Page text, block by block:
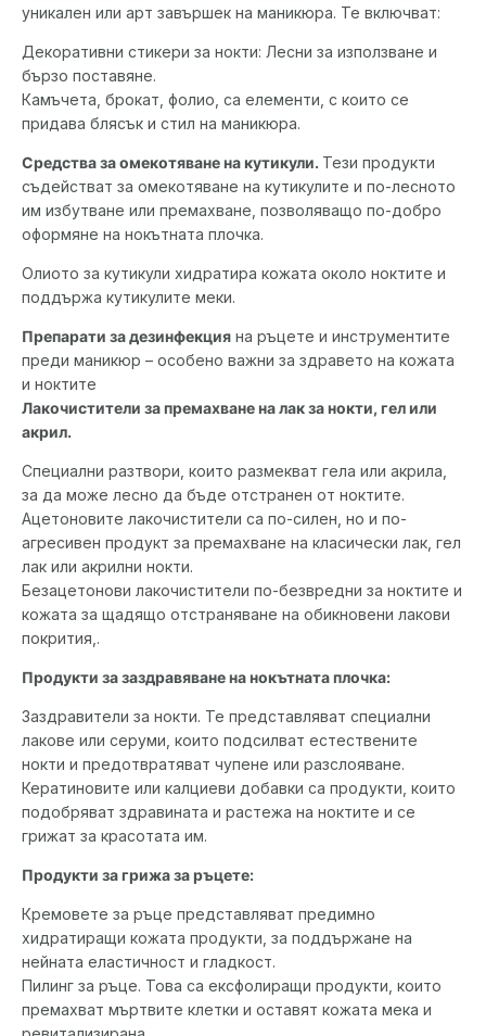
уникален или арт завършек на маникюра. Те включват:
Декоративни стикери за нокти: Лесни за използване и
бързо поставяне.
Камъчета, брокат, фолио, са елементи, с които се
придава блясък и стил на маникюра.
Средства за омекотяване на кутикули. Тези продукти
съдействат за омекотяване на кутикулите и по-лесното
им избутване или премахване, позволяващо по-добро
оформяне на нокътната плочка.
Олиото за кутикули хидратира кожата около ноктите и
поддържа кутикулите меки.
Препарати за дезинфекция на ръцете и инструментите
преди маникюр – особено важни за здравето на кожата
и ноктите
Лакочистители за премахване на лак за нокти, гел или
акрил.
Специални разтвори, които размекват гела или акрила,
за да може лесно да бъде отстранен от ноктите.
Ацетоновите лакочистители са по-силен, но и по-
агресивен продукт за премахване на класически лак, гел
лак или акрилни нокти.
Безацетонови лакочистители по-безвредни за ноктите и
кожата за щадящо отстраняване на обикновени лакови
покрития,.
Продукти за заздравяване на нокътната плочка:
Заздравители за нокти. Те представляват специални
лакове или серуми, които подсилват естествените
нокти и предотвратяват чупене или разслояване.
Кератиновите или калциеви добавки са продукти, които
подобряват здравината и растежа на ноктите и се
грижат за красотата им.
Продукти за грижа за ръцете:
Кремовете за ръце представляват предимно
хидратиращи кожата продукти, за поддържане на
нейната еластичност и гладкост.
Пилинг за ръце. Това са ексфолиращи продукти, които
премахват мъртвите клетки и оставят кожата мека и